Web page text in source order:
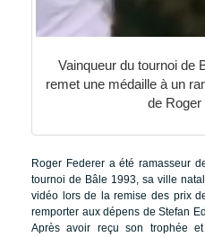
Vainqueur du tournoi de
remet une médaille à un
de Roger
Roger Federer a été ramasseur
tournoi de Bâle 1993, sa ville
vidéo lors de la remise des prix
remporter aux dépens de Stefan
Après avoir reçu son trophée